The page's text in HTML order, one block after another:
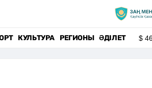
КУЛЬТУРА РЕГИОНЫ ӘДІЛЕТ $